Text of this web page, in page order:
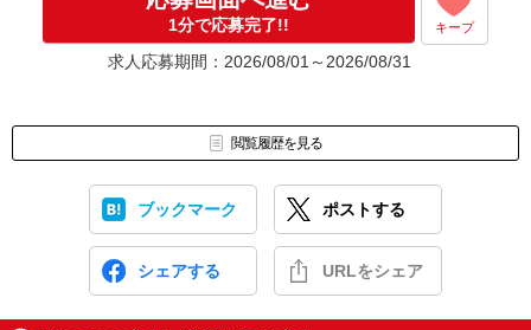
1分で応募完了!! キープ
求人応募期間：2026/08/01～2026/08/31
閲覧履歴を見る
ブックマーク ポストする
シェアする URLをシェア